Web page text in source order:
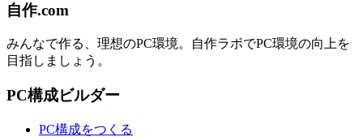
自作.com
みんなで作る、理想のPC環境。 自作ラボでPC環境の向上を
目指しましょう。
PC構成ビルダー
PC構成をつくる